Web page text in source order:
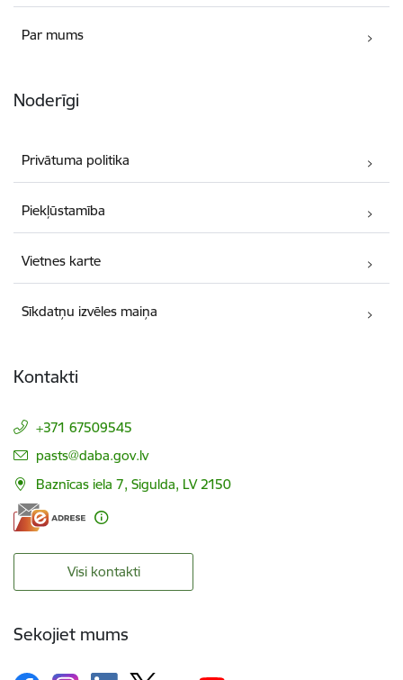
Par mums
Noderīgi
Privātuma politika
Piekļūstamība
Vietnes karte
Sīkdatņu izvēles maiņa
Kontakti
+371 67509545
E-pasts:
pasts@daba.gov.lv
Baznīcas iela 7, Sigulda, LV 2150
Visi kontakti
Sekojiet mums